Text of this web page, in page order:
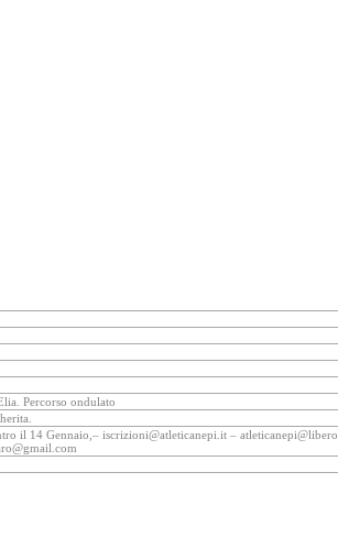
Percorso ondulato
il 14 Gennaio,– iscrizioni@atleticanepi.it –